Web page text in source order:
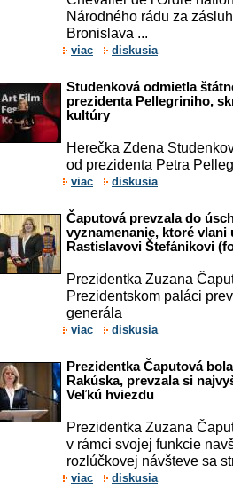
Národného rádu za
Bronislava ...
viac diskusia
Studenková odmietla
prezidenta Pellegriniho,
kultúry
Herečka Zdena
od prezidenta Petra
viac diskusia
Čaputová prevzala do
vyznamenanie, ktoré
Rastislavovi Štefánikovi
Prezidentka Zuzana
Prezidentskom paláci
generála
viac diskusia
Prezidentka Čaputová
Rakúska, prevzala si
Veľkú hviezdu
Prezidentka Zuzana
v rámci svojej funkcie
rozlúčkovej návšteve sa
viac diskusia